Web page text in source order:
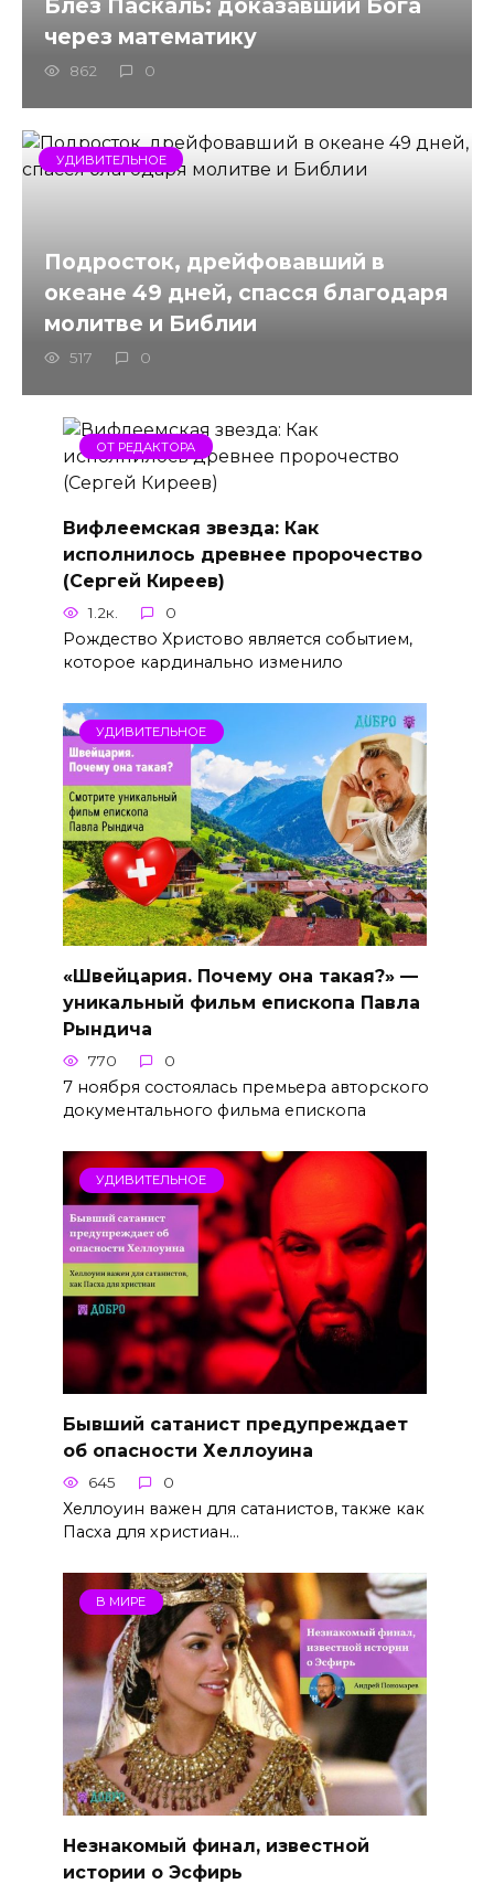
через математику
862 0
УДИВИТЕЛЬНОЕ
Подросток, дрейфовавший в
океане 49 дней, спасся благодаря
молитве и Библии
517 0
ОТ РЕДАКТОРА
Вифлеемская звезда: Как
исполнилось древнее пророчество
(Сергей Киреев)
1.2к. 0
Рождество Христово является событием,
которое кардинально изменило
УДИВИТЕЛЬНОЕ
«Швейцария. Почему она такая?» —
уникальный фильм епископа Павла
Рындича
770 0
7 ноября состоялась премьера авторского
документального фильма епископа
УДИВИТЕЛЬНОЕ
Бывший сатанист предупреждает
об опасности Хеллоуина
645 0
Хеллоуин важен для сатанистов, также как
Пасха для христиан…
В МИРЕ
Незнакомый финал, известной
истории о Эсфирь